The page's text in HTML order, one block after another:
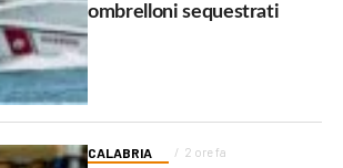
ombrelloni sequestrati
CALABRIA 2 ore fa